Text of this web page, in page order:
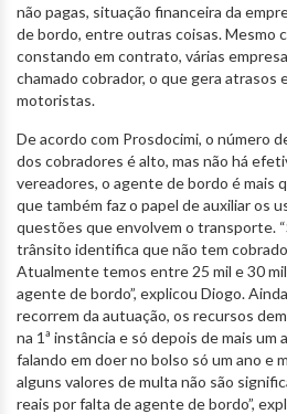
não pagas, situação financeira da
de bordo, entre outras coisas. Mesmo
constando em contrato, várias
chamado cobrador, o que gera atrasos
motoristas.
De acordo com Prosdocimi, o número
dos cobradores é alto, mas não há
vereadores, o agente de bordo é mais
que também faz o papel de auxiliar os
questões que envolvem o transporte.
trânsito identifica que não tem
Atualmente temos entre 25 mil e 30
agente de bordo”, explicou Diogo.
recorrem da autuação, os recursos
na 1ª instância e só depois de mais um
falando em doer no bolso só um ano e
alguns valores de multa não são
reais por falta de agente de bordo”,